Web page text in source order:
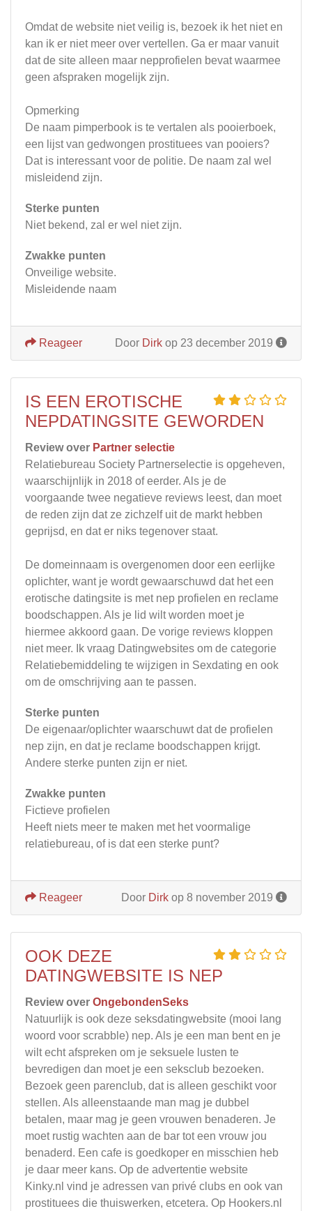
Omdat de website niet veilig is, bezoek ik het niet en
kan ik er niet meer over vertellen. Ga er maar vanuit
dat de site alleen maar nepprofielen bevat waarmee
geen afspraken mogelijk zijn.
Opmerking
De naam pimperbook is te vertalen als pooierboek,
een lijst van gedwongen prostituees van pooiers?
Dat is interessant voor de politie. De naam zal wel
misleidend zijn.
Sterke punten
Niet bekend, zal er wel niet zijn.
Zwakke punten
Onveilige website.
Misleidende naam
Door Dirk op 23 december 2019
Reageer
IS EEN EROTISCHE
NEPDATINGSITE GEWORDEN
Review over Partner selectie
Relatiebureau Society Partnerselectie is opgeheven,
waarschijnlijk in 2018 of eerder. Als je de
voorgaande twee negatieve reviews leest, dan moet
de reden zijn dat ze zichzelf uit de markt hebben
geprijsd, en dat er niks tegenover staat.
De domeinnaam is overgenomen door een eerlijke
oplichter, want je wordt gewaarschuwd dat het een
erotische datingsite is met nep profielen en reclame
boodschappen. Als je lid wilt worden moet je
hiermee akkoord gaan. De vorige reviews kloppen
niet meer. Ik vraag Datingwebsites om de categorie
Relatiebemiddeling te wijzigen in Sexdating en ook
om de omschrijving aan te passen.
Sterke punten
De eigenaar/oplichter waarschuwt dat de profielen
nep zijn, en dat je reclame boodschappen krijgt.
Andere sterke punten zijn er niet.
Zwakke punten
Fictieve profielen
Heeft niets meer te maken met het voormalige
relatiebureau, of is dat een sterke punt?
Door Dirk op 8 november 2019
Reageer
OOK DEZE
DATINGWEBSITE IS NEP
Review over OngebondenSeks
Natuurlijk is ook deze seksdatingwebsite (mooi lang
woord voor scrabble) nep. Als je een man bent en je
wilt echt afspreken om je seksuele lusten te
bevredigen dan moet je een seksclub bezoeken.
Bezoek geen parenclub, dat is alleen geschikt voor
stellen. Als alleenstaande man mag je dubbel
betalen, maar mag je geen vrouwen benaderen. Je
moet rustig wachten aan de bar tot een vrouw jou
benaderd. Een cafe is goedkoper en misschien heb
je daar meer kans. Op de advertentie website
Kinky.nl vind je adressen van privé clubs en ook van
prostituees die thuiswerken, etcetera. Op Hookers.nl